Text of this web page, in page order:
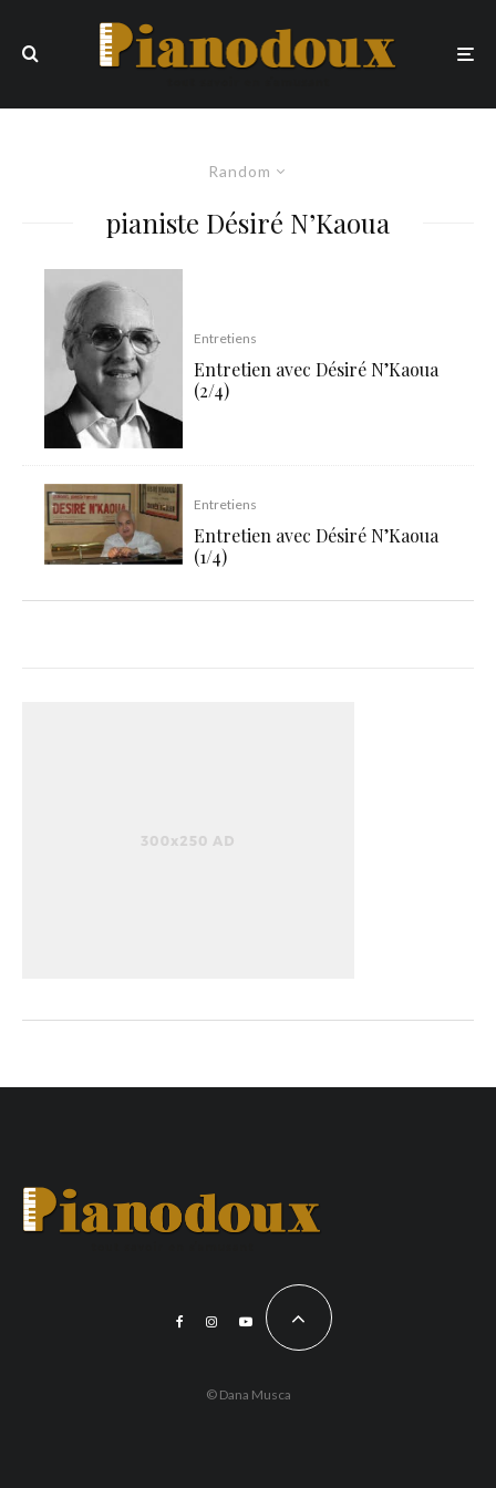
Random
pianiste Désiré N’Kaoua
Entretiens
Entretien avec Désiré N’Kaoua
(2/4)
Entretiens
Entretien avec Désiré N’Kaoua
(1/4)
© Dana Musca